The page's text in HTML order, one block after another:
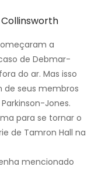
Collinsworth
a
de Debmar-
do ar. Mas isso
de seus membros
Jones.
para se tornar o
de Tamron Hall na
mencionado